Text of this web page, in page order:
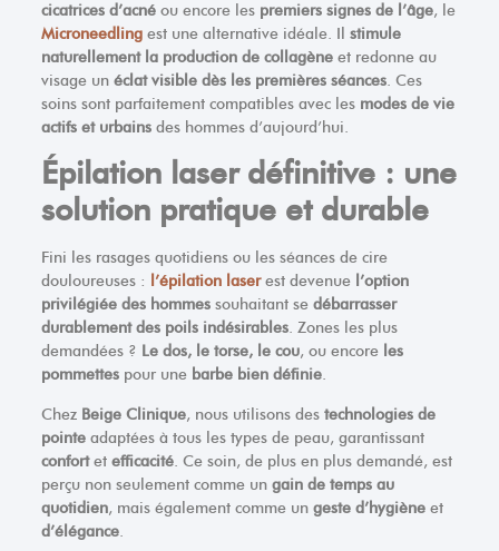
cicatrices d’acnéou encore les premiers signes de l’âge, le
Microneedlingest une alternative idéale. Il stimule
naturellement la production de collagèneet redonne au
visage un éclat visible dès les premières séances. Ces
soins sont parfaitement compatibles avec les modes de vie
actifs et urbainsdes hommes d’aujourd’hui.
Épilation laser définitive : une
solution pratique et durable
Fini les rasages quotidiens ou les séances de cire
douloureuses : l’épilation laserest devenue l’option
privilégiée des hommessouhaitant se débarrasser
durablement des poils indésirables. Zones les plus
demandées ? Le dos, le torse, le cou, ou encore les
pommettespour une barbe bien définie.
Chez Beige Clinique, nous utilisons des technologies de
pointeadaptées à tous les types de peau, garantissant
confortet efficacité. Ce soin, de plus en plus demandé, est
perçu non seulement comme un gain de temps au
quotidien, mais également comme un geste d’hygièneet
d’élégance.